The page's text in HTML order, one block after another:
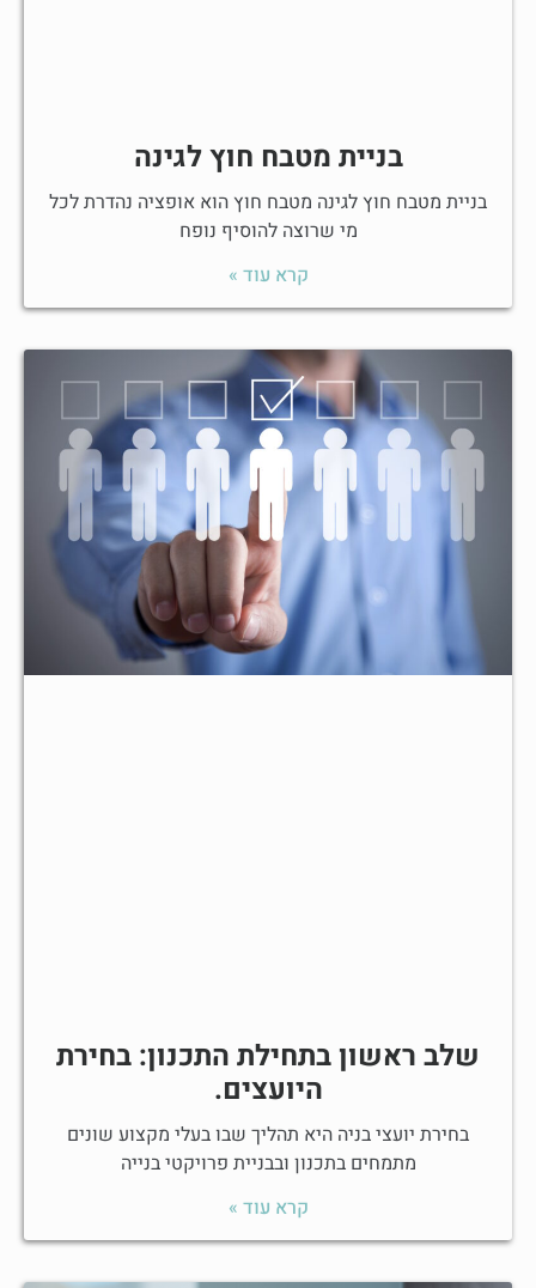
בניית מטבח חוץ לגינה
בניית מטבח חוץ לגינה מטבח חוץ הוא אופציה נהדרת לכל
מי שרוצה להוסיף נופח
קרא עוד »
שלב ראשון בתחילת התכנון: בחירת
היועצים.
בחירת יועצי בניה היא תהליך שבו בעלי מקצוע שונים
מתמחים בתכנון ובבניית פרויקטי בנייה
קרא עוד »